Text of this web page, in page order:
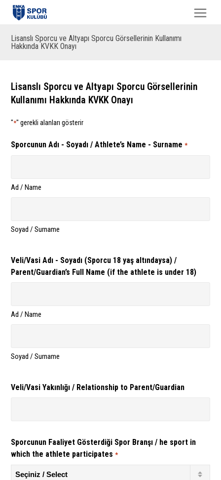
Lisanslı Sporcu ve Altyapı Sporcu Görsellerinin Kullanımı
Hakkında KVKK Onayı
Lisanslı Sporcu ve Altyapı Sporcu Görsellerinin
Kullanımı Hakkında KVKK Onayı
"*" gerekli alanları gösterir
Sporcunun Adı - Soyadı / Athlete’s Name - Surname *
Ad / Name
Soyad / Surname
Veli/Vasi Adı - Soyadı (Sporcu 18 yaş altındaysa) /
Parent/Guardian’s Full Name (if the athlete is under 18)
Ad / Name
Soyad / Surname
Veli/Vasi Yakınlığı / Relationship to Parent/Guardian
Sporcunun Faaliyet Gösterdiği Spor Branşı / he sport in
which the athlete participates *